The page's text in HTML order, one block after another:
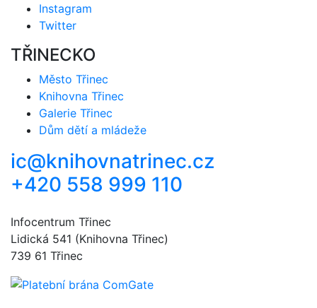
Instagram
Twitter
TŘINECKO
Město Třinec
Knihovna Třinec
Galerie Třinec
Dům dětí a mládeže
ic@knihovnatrinec.cz
+420 558 999 110
Infocentrum Třinec
Lidická 541 (Knihovna Třinec)
739 61 Třinec